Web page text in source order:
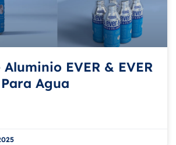
EVER & EVER
Agua